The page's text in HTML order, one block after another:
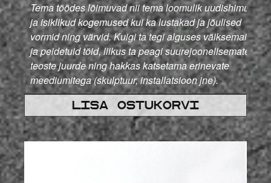
Tema töödes lõimuvad nii tema loomulik uudishimu
ja isiklikud kogemused kui ka lustakad ja jõulised
vormid ning värvid. Kuigi ta tegi alguses väiksemaid
ja peidetuid töid, liikus ta peagi suurejoonelisemate
teoste juurde ning hakkas katsetama erinevate
meediumitega (skulptuur, installatsioon jne).
Lisa ostukorvi